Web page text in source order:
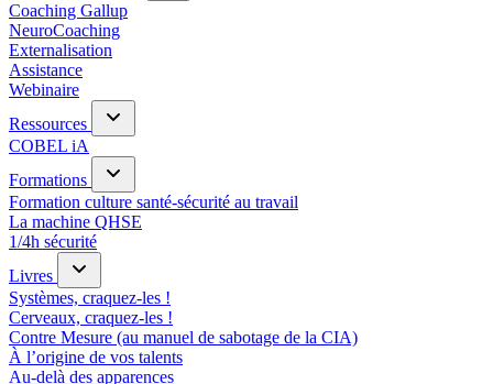
Coaching Gallup
NeuroCoaching
Externalisation
Assistance
Webinaire
Ressources
COBEL iA
Formations
Formation culture santé-sécurité au travail
La machine QHSE
1/4h sécurité
Livres
Systèmes, craquez-les !
Cerveaux, craquez-les !
Contre Mesure (au manuel de sabotage de la CIA)
À l’origine de vos talents
Au-delà des apparences